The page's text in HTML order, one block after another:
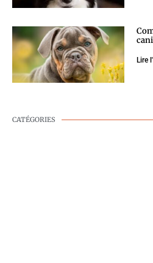
Lire
CATÉGORIES